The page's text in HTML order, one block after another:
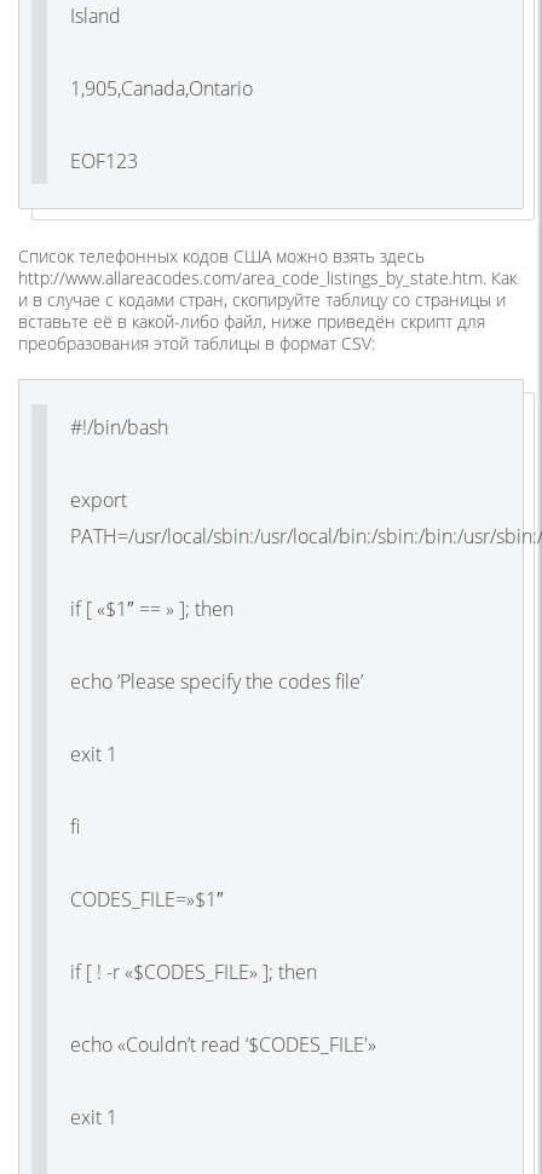
Island
1,905,Canada,Ontario
EOF123
Список телефонных кодов США можно взять здесь
http://www.allareacodes.com/area_code_listings_by_state.htm. Как
и в случае с кодами стран, скопируйте таблицу со страницы и
вставьте её в какой-либо файл, ниже приведён скрипт для
преобразования этой таблицы в формат CSV:
#!/bin/bash
export
PATH=/usr/local/sbin:/usr/local/bin:/sbin:/bin:/usr/
if [ «$1″ == » ]; then
echo ‘Please specify the codes file’
exit 1
fi
CODES_FILE=»$1″
if [ ! -r «$CODES_FILE» ]; then
echo «Couldn’t read ‘$CODES_FILE'»
exit 1